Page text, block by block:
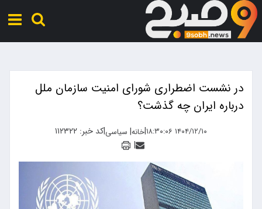
در نشست اضطراری شورای امنیت سازمان ملل
درباره ایران چه گذشت؟
۱۴۰۴/۱۲/۱۰ ۱۸:۳۰:۰۶ |خانه| سیاسی|کد خبر: ۱۱۲۳۲۲
|